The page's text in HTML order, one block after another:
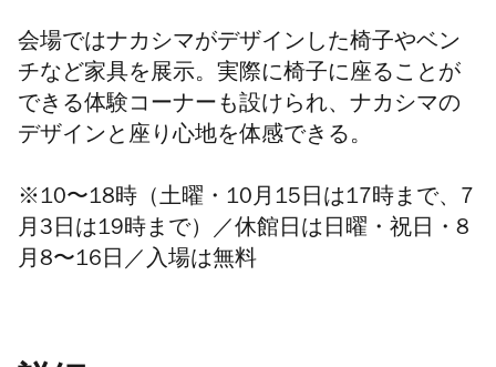
会場ではナカシマがデザインした椅子やベン
チなど家具を展示。実際に椅子に座ることが
できる体験コーナーも設けられ、ナカシマの
デザインと座り心地を体感できる。
※10〜18時（土曜・10月15日は17時まで、7
月3日は19時まで）／休館日は 日曜・祝日・ 8
月 8〜16日／入場は無料